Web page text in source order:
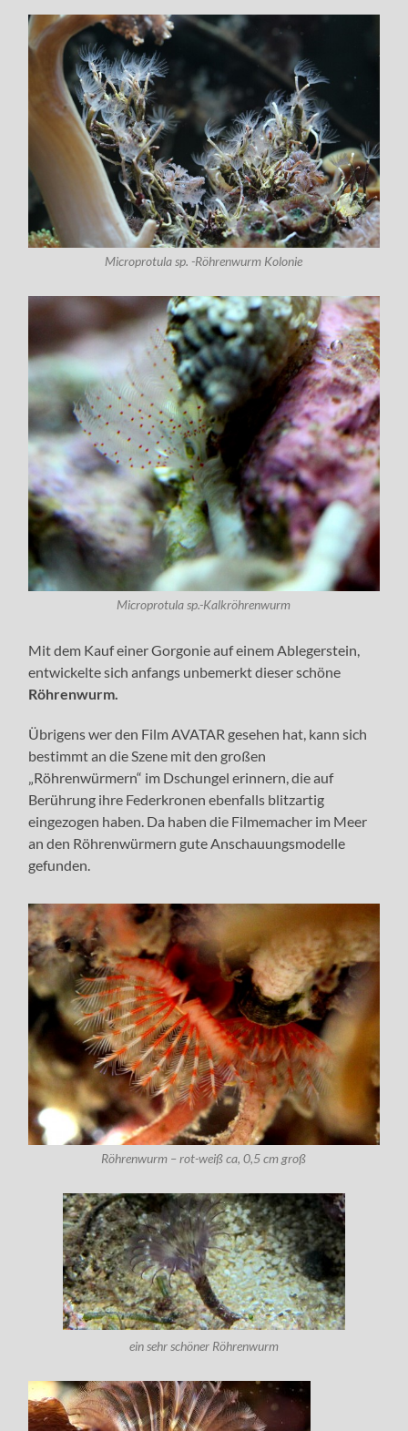
Microprotula sp. -Röhrenwurm Kolonie
Microprotula sp.-Kalkröhrenwurm
Mit dem Kauf einer Gorgonie auf einem Ablegerstein,
entwickelte sich anfangs unbemerkt dieser schöne
Röhrenwurm.
Übrigens wer den Film AVATAR gesehen hat, kann sich
bestimmt an die Szene mit den großen
„Röhrenwürmern“ im Dschungel erinnern, die auf
Berührung ihre Federkronen ebenfalls blitzartig
eingezogen haben. Da haben die Filmemacher im Meer
an den Röhrenwürmern gute Anschauungsmodelle
gefunden.
Röhrenwurm – rot-weiß ca, 0,5 cm groß
ein sehr schöner Röhrenwurm